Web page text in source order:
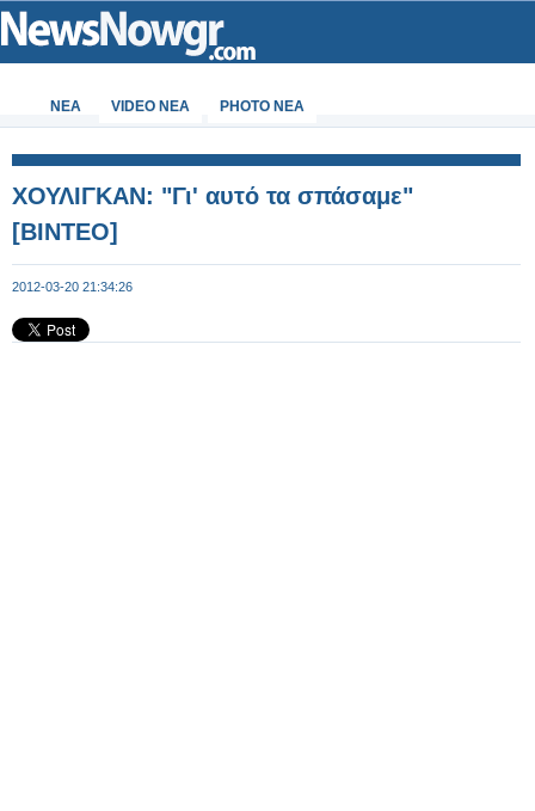
ΝΕΑ VIDEO NEA PHOTO NEA
ΧΟΥΛΙΓΚΑΝ: "Γι' αυτό τα σπάσαμε"
[ΒΙΝΤΕΟ]
2012-03-20 21:34:26